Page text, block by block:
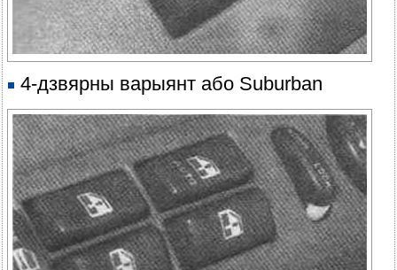
4-дзвярны варыянт або Suburban